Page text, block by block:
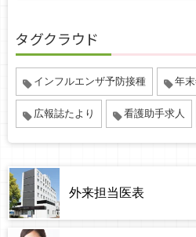
タグクラウド
インフルエンザ予防接種 年
広報誌たより 看護助手求人
外来担当医表